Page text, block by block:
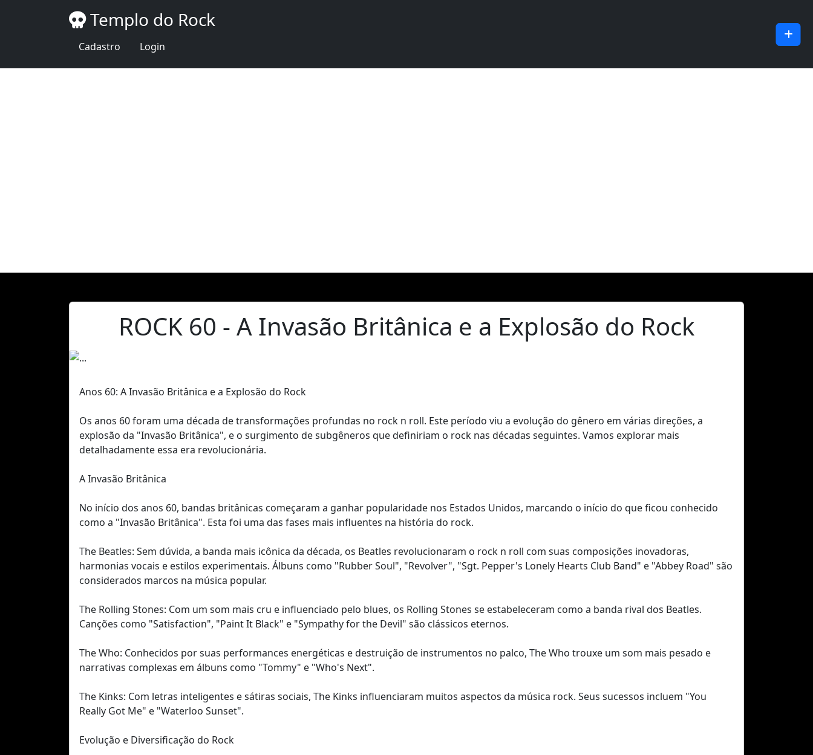
Templo do Rock
Cadastro Login
ROCK 60 - A Invasão Britânica e a Explosão do Rock
Anos 60: A Invasão Britânica e a Explosão do Rock
Os anos 60 foram uma década de transformações profundas no rock n roll. Este período viu a evolução do gênero em várias direções, a
explosão da "Invasão Britânica", e o surgimento de subgêneros que definiriam o rock nas décadas seguintes. Vamos explorar mais
detalhadamente essa era revolucionária.
A Invasão Britânica
No início dos anos 60, bandas britânicas começaram a ganhar popularidade nos Estados Unidos, marcando o início do que ficou conhecido
como a "Invasão Britânica". Esta foi uma das fases mais influentes na história do rock.
The Beatles: Sem dúvida, a banda mais icônica da década, os Beatles revolucionaram o rock n roll com suas composições inovadoras,
harmonias vocais e estilos experimentais. Álbuns como "Rubber Soul", "Revolver", "Sgt. Pepper's Lonely Hearts Club Band" e "Abbey Road" são
considerados marcos na música popular.
The Rolling Stones: Com um som mais cru e influenciado pelo blues, os Rolling Stones se estabeleceram como a banda rival dos Beatles.
Canções como "Satisfaction", "Paint It Black" e "Sympathy for the Devil" são clássicos eternos.
The Who: Conhecidos por suas performances energéticas e destruição de instrumentos no palco, The Who trouxe um som mais pesado e
narrativas complexas em álbuns como "Tommy" e "Who's Next".
The Kinks: Com letras inteligentes e sátiras sociais, The Kinks influenciaram muitos aspectos da música rock. Seus sucessos incluem "You
Really Got Me" e "Waterloo Sunset".
Evolução e Diversificação do Rock